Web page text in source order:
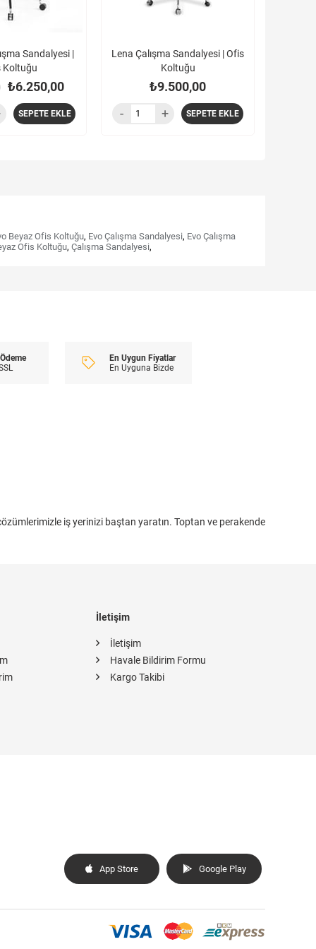
Sandalyesi |
Koltuğu
₺6.250,00
SEPETE EKLE
Lena Çalışma Sandalyesi | Ofis
Koltuğu
₺9.500,00
SEPETE EKLE
Beyaz Ofis Koltuğu, Evo Çalışma Sandalyesi, Evo Çalışma
Ofis Koltuğu, Çalışma Sandalyesi,
En Uygun Fiyatlar
En Uyguna Bizde
iş yerinizi baştan yaratın. Toptan ve perakende
İletişim
İletişim
Havale Bildirim Formu
Kargo Takibi
App Store Google Play